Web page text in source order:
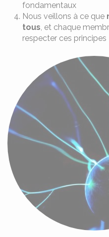
fondamentaux
Nous veillons à ce que
tous, et chaque
respecter ces principes